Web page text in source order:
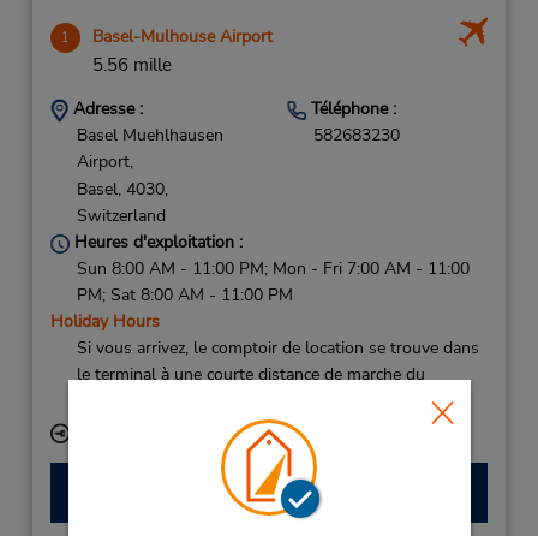
1 Basel-Mulhouse Airport
5.56 mille
Adresse :
Basel Muehlhausen
Airport,
Basel, 4030,
Switzerland
Téléphone :
582683230
Heures d'exploitation :
Sun 8:00 AM - 11:00 PM; Mon - Fri 7:00 AM - 11:00
PM; Sat 8:00 AM - 11:00 PM
Holiday Hours
Si vous arrivez, le comptoir de location se trouve dans
le terminal à une courte distance de marche du
Succursale avec boîte de dépôt des clés
Faire une réservation